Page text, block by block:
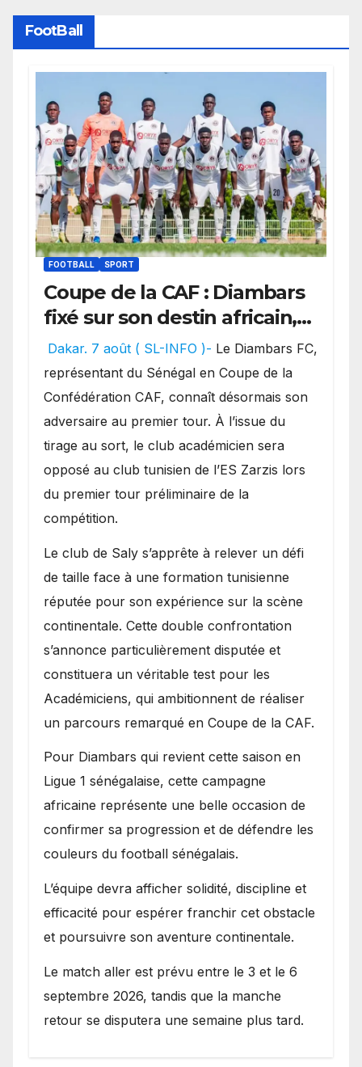
FootBall
FOOTBALL SPORT
Coupe de la CAF : Diambars
fixé sur son destin africain,
l’ES Zarzis sera son premier
obstacle.
Dakar. 7 août ( SL-INFO )- Le Diambars FC,
représentant du Sénégal en Coupe de la
Confédération CAF, connaît désormais son
adversaire au premier tour. À l’issue du
tirage au sort, le club académicien sera
opposé au club tunisien de l’ES Zarzis lors
du premier tour préliminaire de la
compétition.
Le club de Saly s’apprête à relever un défi
de taille face à une formation tunisienne
réputée pour son expérience sur la scène
continentale. Cette double confrontation
s’annonce particulièrement disputée et
constituera un véritable test pour les
Académiciens, qui ambitionnent de réaliser
un parcours remarqué en Coupe de la CAF.
Pour Diambars qui revient cette saison en
Ligue 1 sénégalaise, cette campagne
africaine représente une belle occasion de
confirmer sa progression et de défendre les
couleurs du football sénégalais.
L’équipe devra afficher solidité, discipline et
efficacité pour espérer franchir cet obstacle
et poursuivre son aventure continentale.
Le match aller est prévu entre le 3 et le 6
septembre 2026, tandis que la manche
retour se disputera une semaine plus tard.